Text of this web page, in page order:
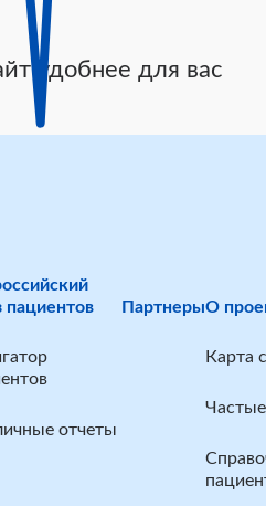
удобнее для вас
пациентов
отчеты
ПартнерыО
Карта